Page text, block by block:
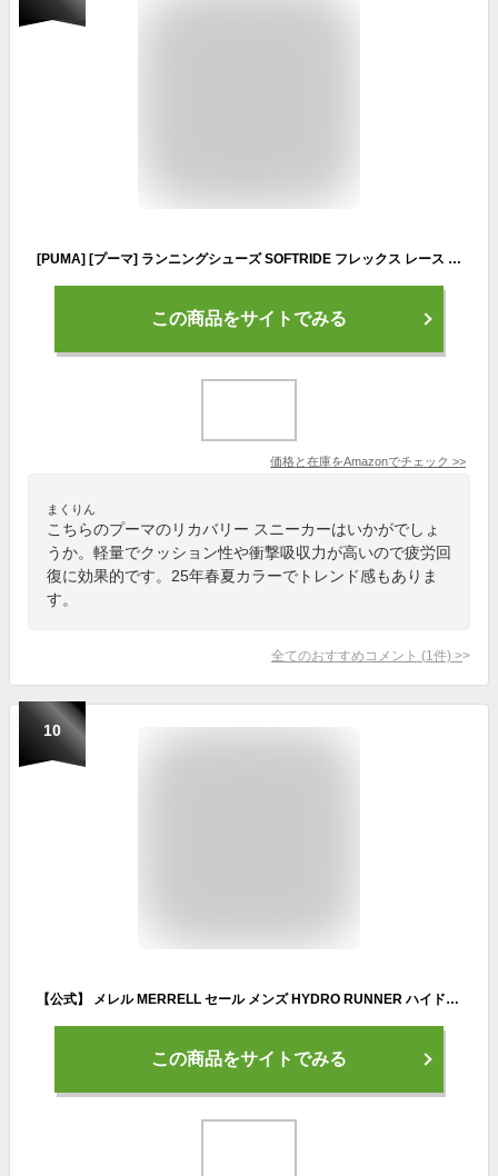
[PUMA] [プーマ] ランニングシューズ SOFTRIDE フレックス レース EASE IN ワイド ALT ユニセックス大人 25年春夏カラー ストロング グレー/ニュー ネイビー(03) 24.5 cm
この商品をサイトでみる
価格と在庫をAmazonでチェック >>
まくりん
こちらのプーマのリカバリー スニーカーはいかがでしょ
うか。軽量でクッション性や衝撃吸収力が高いので疲労回
復に効果的です。25年春夏カラーでトレンド感もありま
す。
全てのおすすめコメント (1 件) >
10
【公式】 メレル MERRELL セール メンズ HYDRO RUNNER ハイドロ ランナー シューズ スニーカー 靴 タウンユース オールシーズン キャンプ フェス ウォーターシューズ リカバリー 疲れにくい 軽量 066845 067027
この商品をサイトでみる